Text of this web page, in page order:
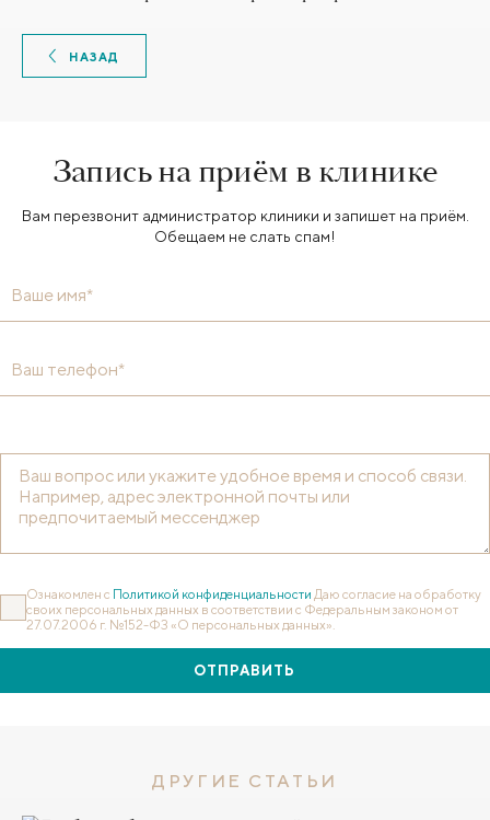
НАЗАД
Запись на приём в клинике
Вам перезвонит администратор клиники и запишет на приём.
Обещаем не слать спам!
Ваше имя*
Ваш телефон*
Ознакомлен с Политикой конфиденциальности Даю согласие на обработку
своих персональных данных в соответствии с Федеральным законом от
27.07.2006 г. №152-ФЗ «О персональных данных».
ОТПРАВИТЬ
ДРУГИЕ СТАТЬИ